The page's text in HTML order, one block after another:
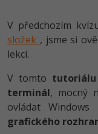
Datová
Školení
Základy
Umělá
HTML5,
C# .NET
Java
Front-
Vývojář
Jak začít?
C#.NET -
Python
Kurzy e-
Datová
Digitální
V předchozím
složek , jsme si
lekcí.
V tomto tutoriálu
terminál, mocný
ovládat
grafického